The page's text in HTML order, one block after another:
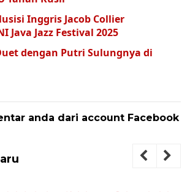
Inggris Jacob Collier
Java Jazz Festival 2025
dengan Putri Sulungnya di
anda dari account Facebook